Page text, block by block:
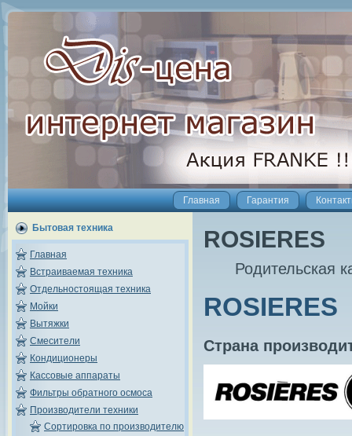
Главная Гарантия
Бытовая техника
Главная
Встраиваемая техника
Отдельностоящая техника
Мойки
Вытяжки
Смесители
Кондиционеры
Кассовые аппараты
Фильтры обратного осмоса
Производители техники
Сортировка по производителю
ROSIERES
Родительская
Страна